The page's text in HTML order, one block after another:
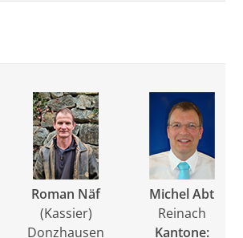
Roman Näf
(Kassier)
Donzhausen
Michel Abt
Reinach
Kantone: